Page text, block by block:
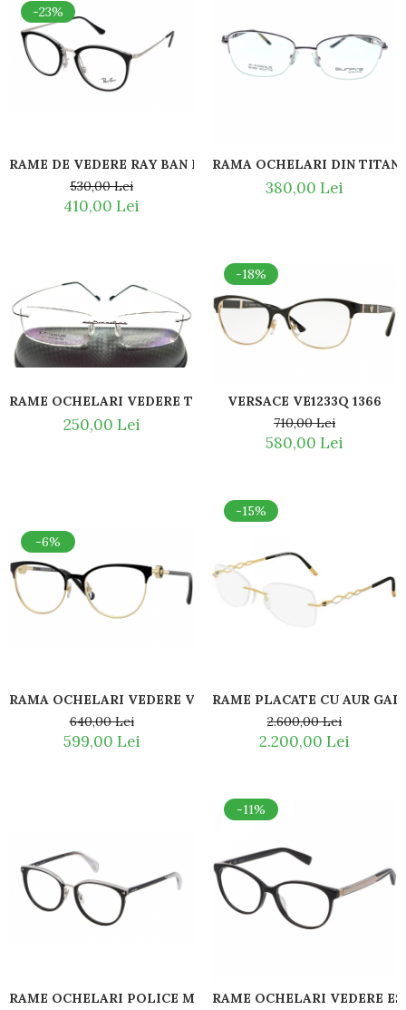
-23%
RAME DE VEDERE RAY BAN RB7140 5852
530,00 Lei
410,00 Lei
RAMA OCHELARI DIN TITAN
380,00 Lei
RAME OCHELARI VEDERE TITAN FLEX BTITANIUM
250,00 Lei
-18%
VERSACE VE1233Q 1366
710,00 Lei
580,00 Lei
-6%
RAMA OCHELARI VEDERE VERSACE VE1271 1433
640,00 Lei
599,00 Lei
-15%
2.600,00 Lei
2.200,00 Lei
RAME OCHELARI POLICE MEDEA 2 VPL737 0700
-11%
RAME OCHELARI VEDERE